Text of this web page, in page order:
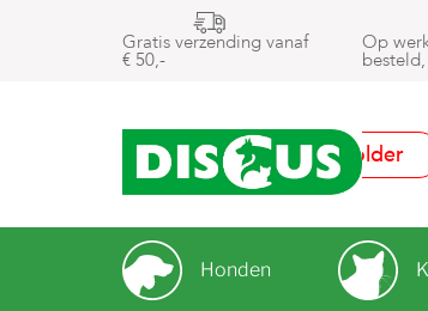
Gratis verzending vanaf
€ 50,-
Op
Folder
Honden